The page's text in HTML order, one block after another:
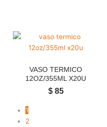
VASO TERMICO
12OZ/355ML X20U
$85
1
2